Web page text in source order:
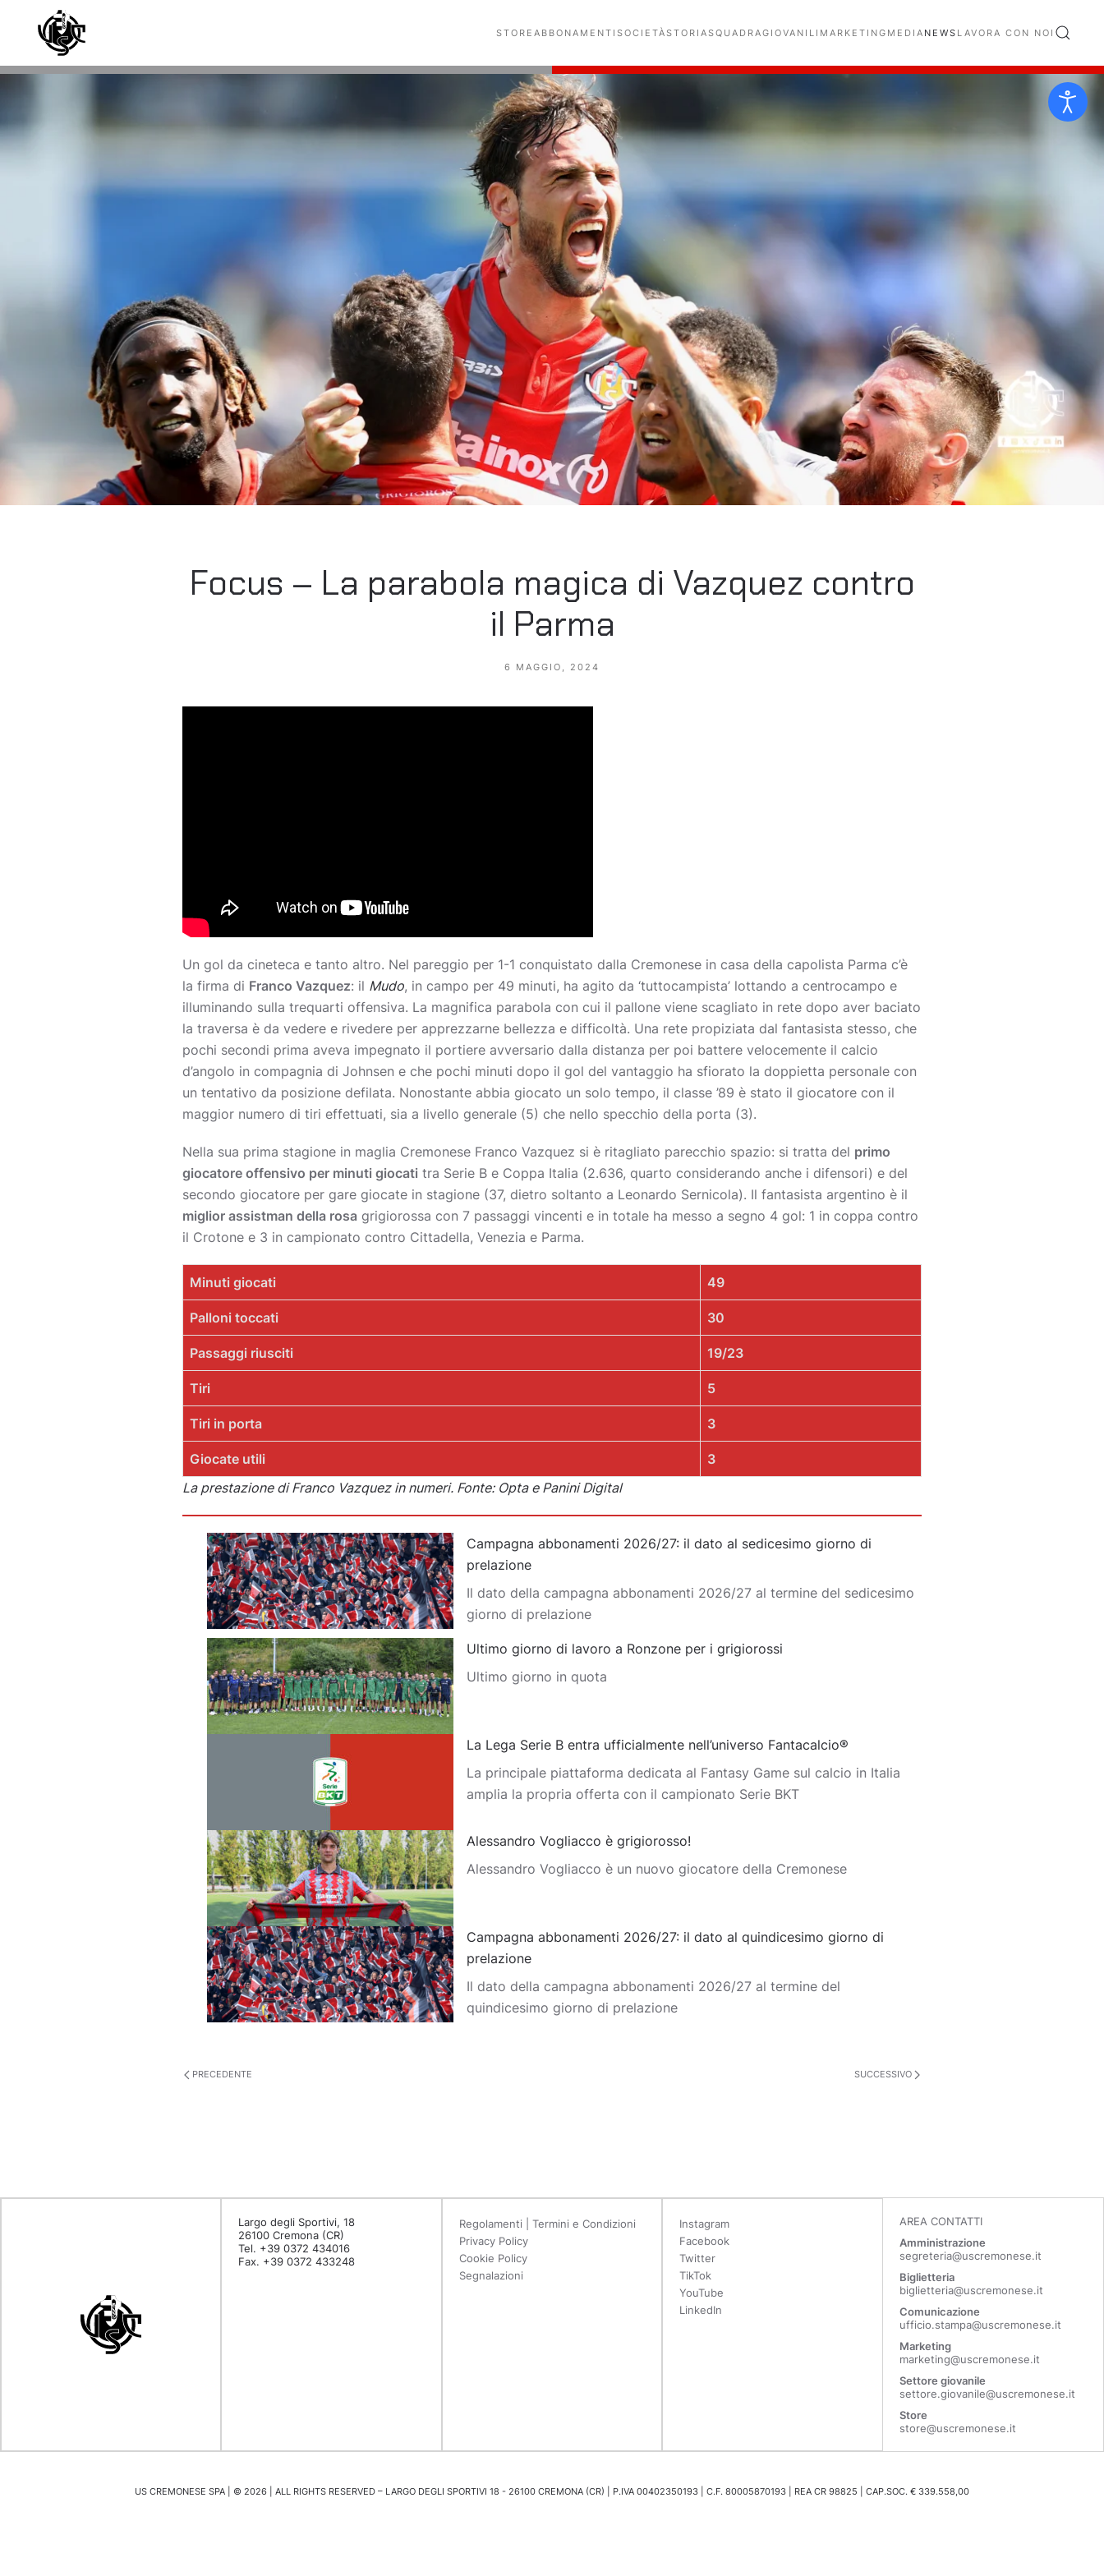
Skip to main content STORE ABBONAMENTI SOCIETÀSTORIASQUADRAGIOVANILI MARKETING MEDIA NEWS LAVORA CON NOI
Focus – La parabola magica di Vazquez contro
il Parma
6 MAGGIO, 2024
Un gol da cineteca e tanto altro. Nel pareggio per 1-1 conquistato dalla Cremonese in casa della capolista Parma c’è
la firma di Franco Vazquez: il Mudo, in campo per 49 minuti, ha agito da ‘tuttocampista’ lottando a centrocampo e
illuminando sulla trequarti offensiva. La magnifica parabola con cui il pallone viene scagliato in rete dopo aver baciato
la traversa è da vedere e rivedere per apprezzarne bellezza e difficoltà. Una rete propiziata dal fantasista stesso, che
pochi secondi prima aveva impegnato il portiere avversario dalla distanza per poi battere velocemente il calcio
d’angolo in compagnia di Johnsen e che pochi minuti dopo il gol del vantaggio ha sfiorato la doppietta personale con
un tentativo da posizione defilata. Nonostante abbia giocato un solo tempo, il classe ’89 è stato il giocatore con il
maggior numero di tiri effettuati, sia a livello generale (5) che nello specchio della porta (3).
Nella sua prima stagione in maglia Cremonese Franco Vazquez si è ritagliato parecchio spazio: si tratta del primo
giocatore offensivo per minuti giocati tra Serie B e Coppa Italia (2.636, quarto considerando anche i difensori) e del
secondo giocatore per gare giocate in stagione (37, dietro soltanto a Leonardo Sernicola). Il fantasista argentino è il
miglior assistman della rosa grigiorossa con 7 passaggi vincenti e in totale ha messo a segno 4 gol: 1 in coppa contro
il Crotone e 3 in campionato contro Cittadella, Venezia e Parma.
Minuti giocati 49
Palloni toccati 30
Passaggi riusciti 19/23
Tiri 5
Tiri in porta 3
Giocate utili
3
La prestazione di Franco Vazquez in numeri. Fonte: Opta e Panini Digital
Campagna abbonamenti 2026/27: il dato al sedicesimo giorno di
prelazione
Il dato della campagna abbonamenti 2026/27 al termine del sedicesimo
giorno di prelazione
Ultimo giorno di lavoro a Ronzone per i grigiorossi
Ultimo giorno in quota
La Lega Serie B entra ufficialmente nell’universo Fantacalcio®
La principale piattaforma dedicata al Fantasy Game sul calcio in Italia
amplia la propria offerta con il campionato Serie BKT
Alessandro Vogliacco è grigiorosso!
Alessandro Vogliacco è un nuovo giocatore della Cremonese
Campagna abbonamenti 2026/27: il dato al quindicesimo giorno di
prelazione
Il dato della campagna abbonamenti 2026/27 al termine del
quindicesimo giorno di prelazione
PRECEDENTE SUCCESSIVO
Largo degli Sportivi, 18
26100 Cremona (CR)
Tel. +39 0372 434016
Fax. +39 0372 433248
Regolamenti | Termini e Condizioni
Privacy Policy
Cookie Policy
Segnalazioni
Instagram
Facebook
Twitter
TikTok
YouTube
LinkedIn
AREA CONTATTI
Amministrazione
segreteria@uscremonese.it
Biglietteria
biglietteria@uscremonese.it
Comunicazione
ufficio.stampa@uscremonese.it
Marketing
marketing@uscremonese.it
Settore giovanile
settore.giovanile@uscremonese.it
Store
store@uscremonese.it
US CREMONESE SPA | © 2026 | ALL RIGHTS RESERVED – LARGO DEGLI SPORTIVI 18 - 26100 CREMONA (CR) | P.IVA 00402350193 | C.F. 80005870193 | REA CR 98825 | CAP.SOC. € 339.558,00